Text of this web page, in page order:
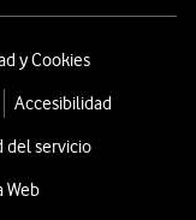
y Cookies
Accesibilidad
del servicio
Web